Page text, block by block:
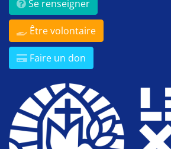
Se renseigner
Être volontaire
Faire un don